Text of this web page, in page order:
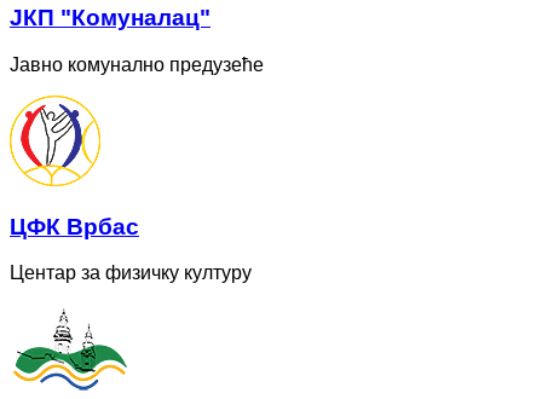
ЈКП "Комуналац"
Јавно комунално предузеће
ЦФК Врбас
Центар за физичку културу